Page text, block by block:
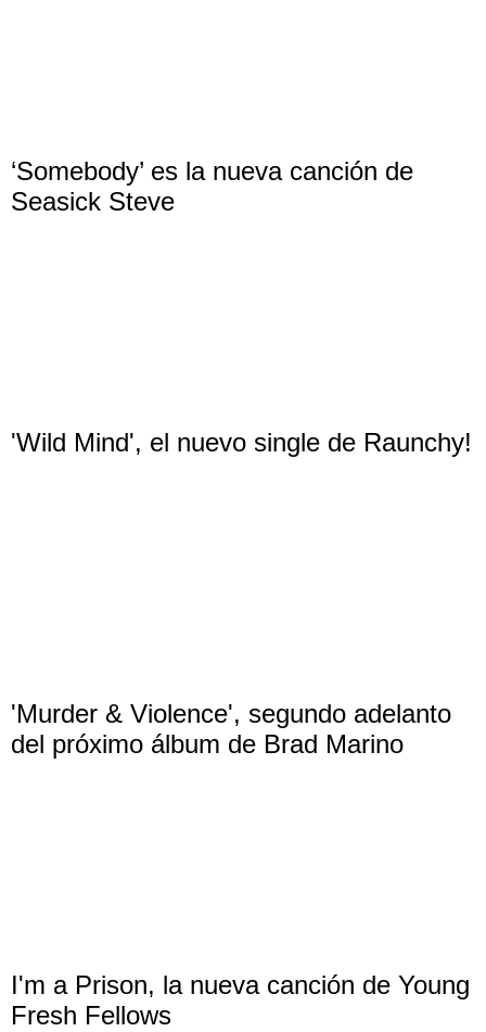
‘Somebody’ es la nueva canción de
Seasick Steve
'Wild Mind', el nuevo single de Raunchy!
'Murder & Violence', segundo adelanto
del próximo álbum de Brad Marino
I'm a Prison, la nueva canción de Young
Fresh Fellows